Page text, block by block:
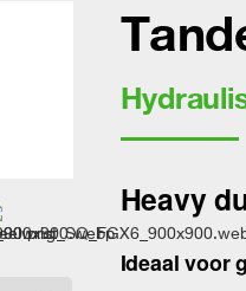
Heavy
Ideaal voor